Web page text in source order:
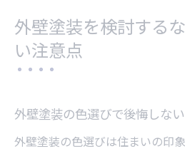
外壁塗装を検討する
い注意点
外壁塗装の色選びで後悔しな
外壁塗装の色選びは住まいの印